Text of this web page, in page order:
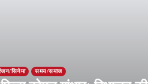
सिनेमा समय/समाज